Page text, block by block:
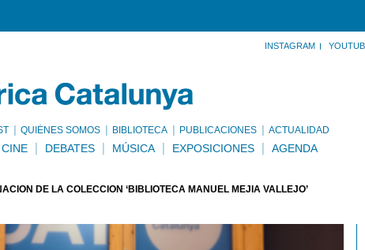
INSTAGRAM
QUIÉNES SOMOS BIBLIOTECA PUBLICACIONES ACTUALIDAD
CINE DEBATES MÚSICA EXPOSICIONES AGENDA
DE LA COLECCIÓN ‘BIBLIOTECA MANUEL MEJÍA VALLEJO’